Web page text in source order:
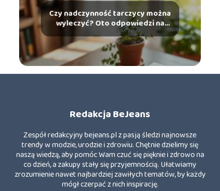
Czy nadczynność tarczycy można
wyleczyć? Oto odpowiedzi na
najważniejsze pytania
Redakcja BeJeans
Zespół redakcyjny bejeans.pl z pasją śledzi najnowsze
trendy w modzie, urodzie i zdrowiu. Chętnie dzielimy się
naszą wiedzą, aby pomóc Wam czuć się pięknie i zdrowo na
co dzień, a zakupy stały się przyjemnością. Ułatwiamy
zrozumienie nawet najbardziej zawiłych tematów, by każdy
mógł czerpać z nich inspirację.